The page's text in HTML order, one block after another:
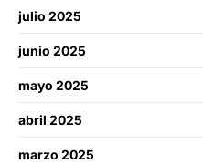
julio 2025
junio 2025
mayo 2025
abril 2025
marzo 2025